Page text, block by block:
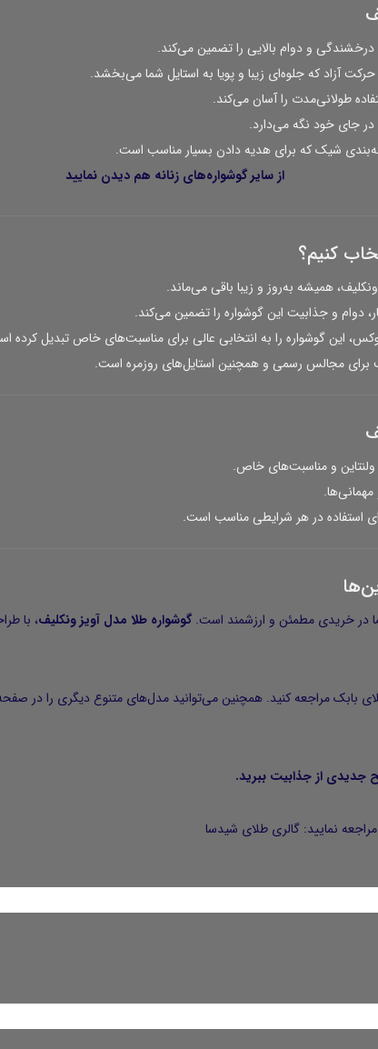
و دوام بالایی را تضمین می‌کند.
آزاد که جلوه‌ای زیبا و پویا به استایل شما می‌بخشد.
طولانی‌مدت را آسان می‌کند.
در جای خود نگه می‌دارد.
شیک که برای هدیه دادن بسیار مناسب است.
از سایرگوشواره‌های زنانه هم دیدن نمایید
کنیم؟
همیشه به‌روز و زیبا باقی می‌ماند.
این گوشواره را به انتخابی عالی برای مناسبت‌های خاص تبدیل کرده
برای مجالس رسمی و همچنین استایل‌های روزمره است.
ولنتاین و مناسبت‌های خاص.
استفاده در هر شرایطی مناسب است.
در خریدی مطمئن و ارزشمند است. گوشواره طلا مدل آویز ونکلیف، با
بابکمراجعه کنید. همچنین می‌توانید مدل‌های متنوع دیگری را در
جدیدی از جذابیت ببرید.
نمایید: گالری طلای شیدسا